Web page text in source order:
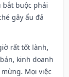
bắt buộc phải
gây ẩu đả
rất tốt lành,
kinh doanh
Mọi việc